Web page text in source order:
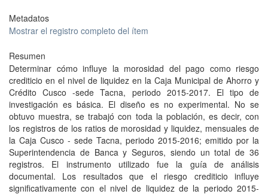
Metadatos
Mostrar el registro completo del ítem
Resumen
Determinar cómo influye la morosidad del pago como riesgo
crediticio en el nivel de liquidez en la Caja Municipal de Ahorro y
Crédito Cusco -sede Tacna, periodo 2015-2017. El tipo de
investigación es básica. El diseño es no experimental. No se
obtuvo muestra, se trabajó con toda la población, es decir, con
los registros de los ratios de morosidad y liquidez, mensuales de
la Caja Cusco - sede Tacna, periodo 2015-2016; emitido por la
Superintendencia de Banca y Seguros, siendo un total de 36
registros. El instrumento utilizado fue la guía de análisis
documental. Los resultados que el riesgo crediticio influye
significativamente con el nivel de liquidez de la periodo 2015-